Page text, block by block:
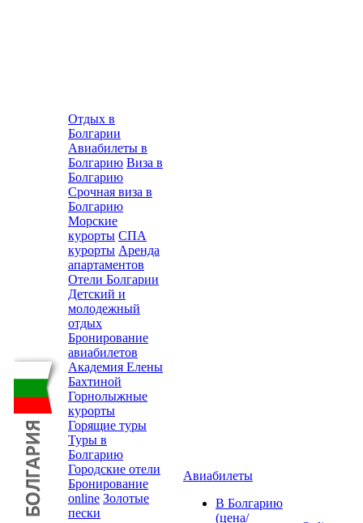
Отдых в
Болгарии
Авиабилеты в
Болгарию Виза в
Болгарию
Срочная виза в
Болгарию
Морские
курорты СПА
курорты Аренда
апартаментов
Отели Болгарии
Детский и
молодежный
отдых
Бронирование
авиабилетов
Академия Елены
Бахтиной
Горнолыжные
курорты
Горящие туры
Туры в
Болгарию
Городские отели
Бронирование
online Золотые
пески
Авиабилеты
В Болгарию
(цена/